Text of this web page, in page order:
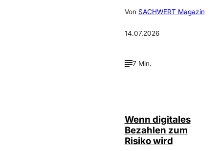
Von SACHWERT Magazin
14.07.2026
7 Min.
Wenn digitales
Bezahlen zum
Risiko wird